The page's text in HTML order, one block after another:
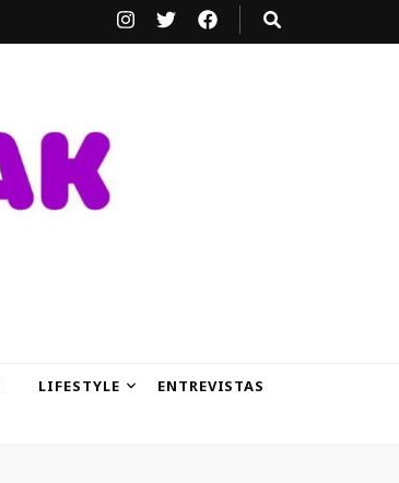
LIFESTYLE
ENTREVISTAS